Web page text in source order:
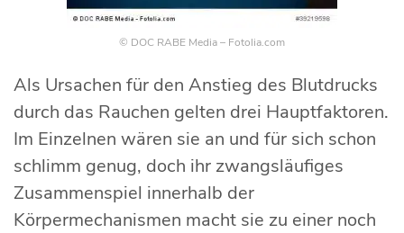
© DOC RABE Media – Fotolia.com
Als Ursachen für den Anstieg des Blutdrucks
durch das Rauchen gelten drei Hauptfaktoren.
Im Einzelnen wären sie an und für sich schon
schlimm genug, doch ihr zwangsläufiges
Zusammenspiel innerhalb der
Körpermechanismen macht sie zu einer noch